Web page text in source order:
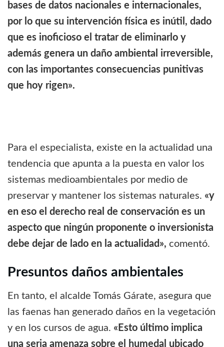
bases de datos nacionales e internacionales,
por lo que su intervención física es inútil, dado
que es inoficioso el tratar de eliminarlo y
además genera un daño ambiental irreversible,
con las importantes consecuencias punitivas
que hoy rigen».
Para el especialista, existe en la actualidad una
tendencia que apunta a la puesta en valor los
sistemas medioambientales por medio de
preservar y mantener los sistemas naturales. «y
en eso el derecho real de conservación es un
aspecto que ningún proponente o inversionista
debe dejar de lado en la actualidad», comentó.
Presuntos daños ambientales
En tanto, el alcalde Tomás Gárate, asegura que
las faenas han generado daños en la vegetación
y en los cursos de agua. «Esto último implica
una seria amenaza sobre el humedal ubicado